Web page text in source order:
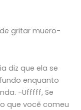
gritar muero-
diz que ela se
enquanto
-Ufffff, Se
que você comeu